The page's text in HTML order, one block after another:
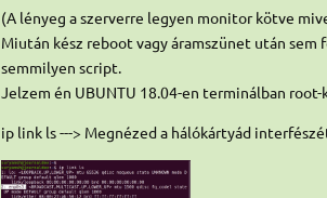
(A lényeg a szerverre legyen monitor kötve
Miután kész reboot vagy áramszünet után sem
semmilyen script.
Jelzem én UBUNTU 18.04-en terminálban
ip link ls ---> Megnézed a hálókártyád